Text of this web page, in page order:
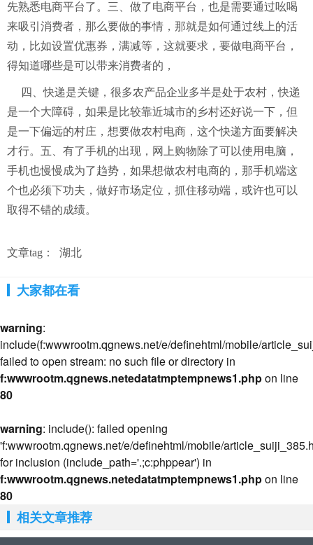
先熟悉电商平台了。三、做了电商平台，也是需要通过吆喝
来吸引消费者，那么要做的事情，那就是如何通过线上的活
动，比如设置优惠券，满减等，这就要求，要做电商平台，
得知道哪些是可以带来消费者的，
四、快递是关键，很多农产品企业多半是处于农村，快递
是一个大障碍，如果是比较靠近城市的乡村还好说一下，但
是一下偏远的村庄，想要做农村电商，这个快递方面要解决
才行。五、有了手机的出现，网上购物除了可以使用电脑，
手机也慢慢成为了趋势，如果想做农村电商的，那手机端这
个也必须下功夫，做好市场定位，抓住移动端，或许也可以
取得不错的成绩。
文章tag： 湖北
大家都在看
warning:
include(f:wwwrootm.qgnews.net/e/definehtml/mobile/
failed to open stream: no such file or directory in
f:wwwrootm.qgnews.netedatatmptempnews1.phpon line
80
warning: include(): failed opening
'f:wwwrootm.qgnews.net/e/definehtml/mobile/
for inclusion (include_path='.;c:phppear') in
f:wwwrootm.qgnews.netedatatmptempnews1.phpon line
80
相关文章推荐